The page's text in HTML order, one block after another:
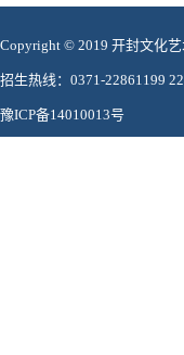
Copyright © 2019 开封文化
招生热线：0371-22861199
豫ICP备14010013号